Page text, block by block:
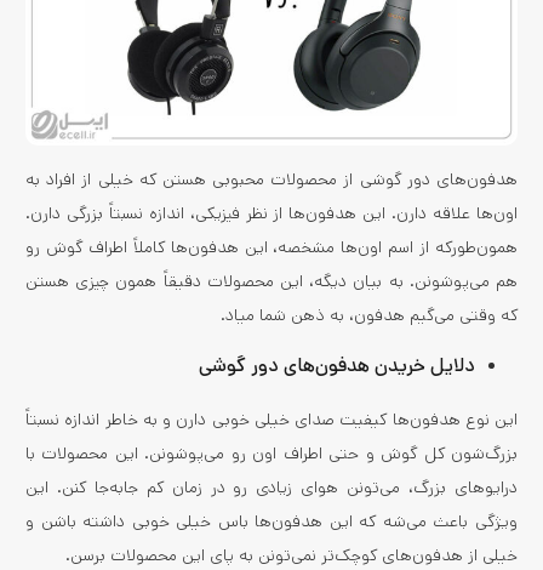
هدفون‌های دور گوشی از محصولات محبوبی هستن که خیلی از افراد به
اون‌ها علاقه دارن. این هدفون‌ها از نظر فیزیکی، اندازه نسبتاً بزرگی دارن.
همون‌طورکه از اسم اون‌ها مشخصه، این هدفون‌ها کاملاً اطراف گوش رو
هم می‌پوشونن. به بیان دیگه، این محصولات دقیقاً همون چیزی هستن
که وقتی می‌گیم هدفون، به ذهن شما میاد.
دلایل خریدن هدفون‌های دور گوشی
این نوع هدفون‌ها کیفیت صدای خیلی خوبی دارن و به خاطر اندازه نسبتاً
بزرگ‌شون کل گوش و حتی اطراف اون رو می‌پوشونن. این محصولات با
درایوهای بزرگ، می‌تونن هوای زیادی رو در زمان کم جابه‌جا کنن. این
ویژگی باعث می‌شه که این هدفون‌ها باس خیلی خوبی داشته باشن و
خیلی از هدفون‌های کوچک‌تر نمی‌تونن به پای این محصولات برسن.